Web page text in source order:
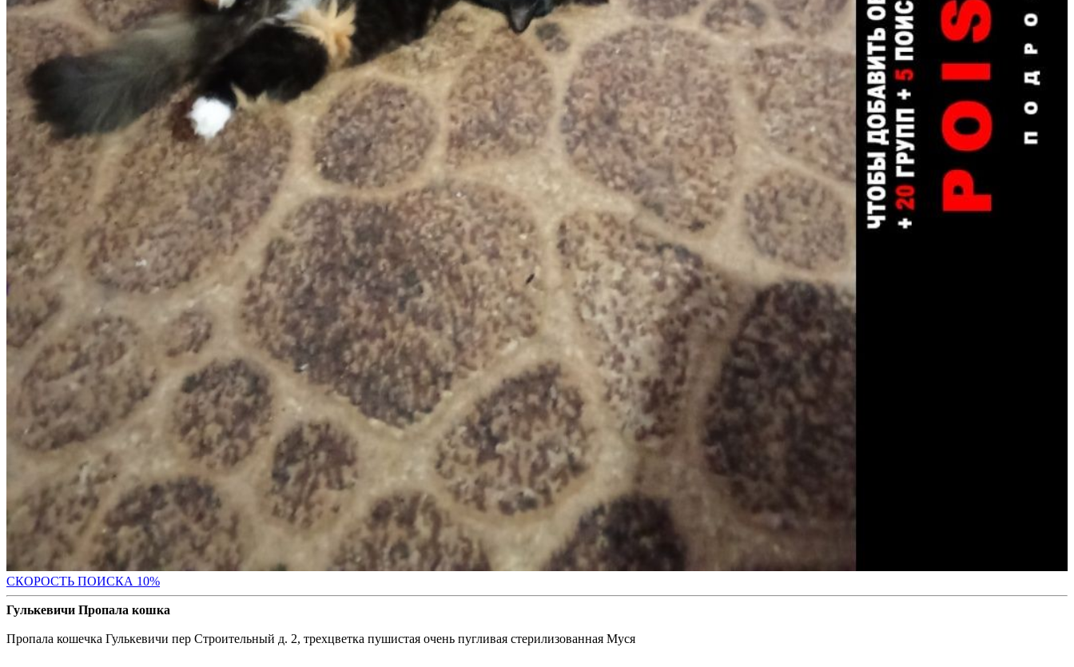
СКОРОСТЬ ПОИСКА 10%
Гулькевичи Пропала кошка
Пропала кошечка Гулькевичи пер Строительный д. 2, трехцветка пушистая очень пугливая стерилизованная Муся